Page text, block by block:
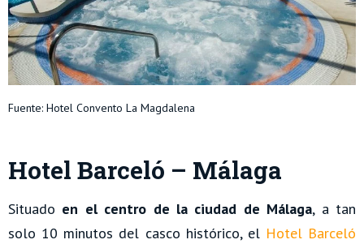
Fuente: Hotel Convento La Magdalena
Hotel Barceló – Málaga
Situado en el centro de la ciudad de Málaga, a tan
solo 10 minutos del casco histórico, elHotel Barceló